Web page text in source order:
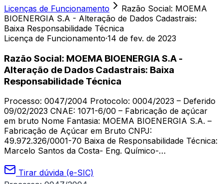
Licenças de Funcionamento
Razão Social: MOEMA
BIOENERGIA S.A - Alteração de Dados Cadastrais:
Baixa Responsabilidade Técnica
Licença de Funcionamento·14 de fev. de 2023
Razão Social: MOEMA BIOENERGIA S.A -
Alteração de Dados Cadastrais: Baixa
Responsabilidade Técnica
Processo: 0047/2004 Protocolo: 0004/2023 – Deferido
09/02/2023 CNAE: 1071-6/00 – Fabricação de açúcar
em bruto Nome Fantasia: MOEMA BIOENERGIA S.A. –
Fabricação de Açúcar em Bruto CNPJ:
49.972.326/0001-70 Baixa de Responsabilidade Técnica:
Marcelo Santos da Costa- Eng. Químico-…
Tirar dúvida (e-SIC)